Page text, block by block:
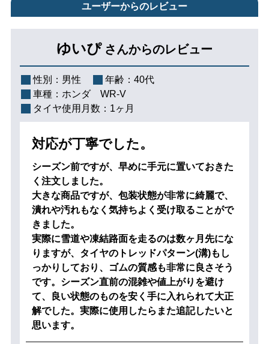
ユーザーからのレビュー
ゆいぴ さんからのレビュー
性別： 男性 年齢： 40代
車種： ホンダ WR-V
タイヤ使用月数： 1ヶ月
対応が丁寧でした。
シーズン前ですが、早めに手元に置いておきた
く注文しました。
大きな商品ですが、包装状態が非常に綺麗で、
潰れや汚れもなく気持ちよく受け取ることがで
きました。
実際に雪道や凍結路面を走るのは数ヶ月先にな
りますが、タイヤのトレッドパターン(溝)もし
っかりしており、ゴムの質感も非常に良さそう
です。シーズン直前の混雑や値上がりを避け
て、良い状態のものを安く手に入れられて大正
解でした。実際に使用したらまた追記したいと
思います。